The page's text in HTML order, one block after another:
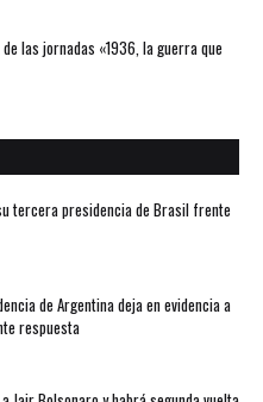
las jornadas «1936, la guerra que
tercera presidencia de Brasil frente
de Argentina deja en evidencia a
respuesta